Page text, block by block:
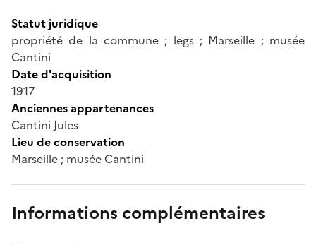
Statut juridique
propriété de la commune ; legs ; Marseille ; musée
Cantini
Date d'acquisition
1917
Anciennes appartenances
Cantini Jules
Lieu de conservation
Marseille ; musée Cantini
Informations complémentaires